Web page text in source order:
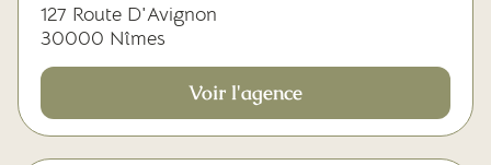
127 Route D'Avignon
30000 Nîmes
Voir l'agence